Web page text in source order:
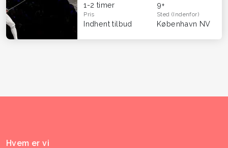
1-2 timer 9+
Pris
Indhent tilbud
Sted(Indenfor)
København NV
Hvem er vi